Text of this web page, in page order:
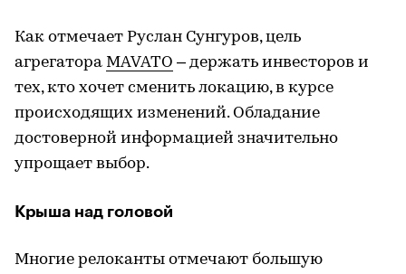
Как отмечает Руслан Сунгуров, цель
агрегатора MAVATO – держать инвесторов и
тех, кто хочет сменить локацию, в курсе
происходящих изменений. Обладание
достоверной информацией значительно
упрощает выбор.
Крыша над головой
Многие релоканты отмечают большую